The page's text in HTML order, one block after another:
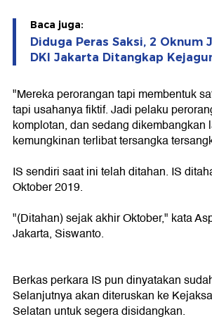
Baca juga:
Diduga Peras Saksi, 2 Oknum
DKI Jakarta Ditangkap
"Mereka perorangan tapi membentuk
tapi usahanya fiktif. Jadi pelaku
komplotan, dan sedang dikembangkan
kemungkinan terlibat tersangka
IS sendiri saat ini telah ditahan. IS
Oktober 2019.
"(Ditahan) sejak akhir Oktober," kata
Jakarta, Siswanto.
Berkas perkara IS pun dinyatakan
Selanjutnya akan diteruskan ke
Selatan untuk segera disidangkan.